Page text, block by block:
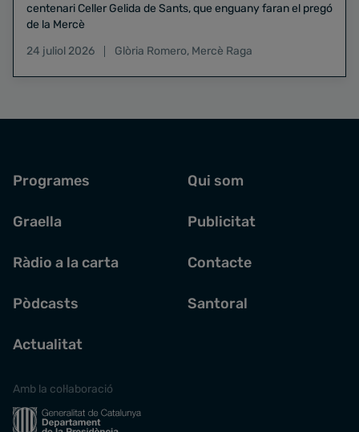
centenari Celler Gelida de Sants, que enguany faran el pregó
de la Mercè
24 juliol 2026
Glòria Romero, Mercè Raga
Programes
Graella
Ràdio a la carta
Pòdcasts
Actualitat
Qui som
Publicitat
Contacte
Santoral
Amb la col·laboració